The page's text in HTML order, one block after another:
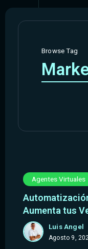
Browse Tag
Agentes Virtuales
Aumenta tus
Luis Angel
Agosto 9,